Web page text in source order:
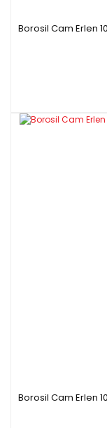
Borosil Cam Erlen
Borosil Cam Erlen